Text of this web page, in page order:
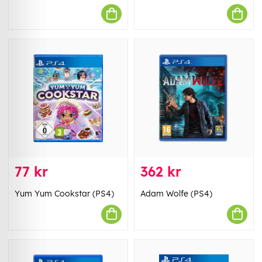
77 kr
Yum Yum Cookstar (PS4)
362 kr
Adam Wolfe (PS4)